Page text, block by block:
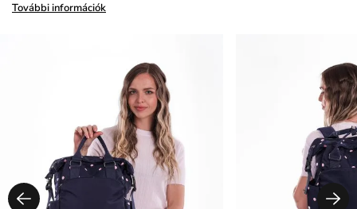
További információk